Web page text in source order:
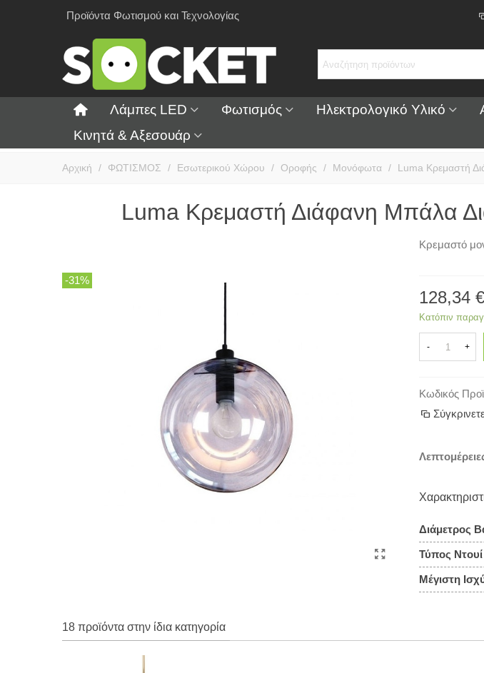
Προϊόντα Φωτισμού και Τεχνολογίας
Λάμπες LED Φωτισμός Ηλεκτρολογικό Υλικό
Κινητά & Αξεσουάρ
Αρχική / ΦΩΤΙΣΜΟΣ / Εσωτερικού Χώρου / Οροφής / Μονόφωτα / Luma Κρεμαστή
Luma Κρεμαστή Διάφανη Μπάλα
-31%
Κρεμαστό
128,34 €
Κατόπιν
- +
Κωδικός
Διάμετρος
Τύπος Ντουί
Μέγιστη
18 προϊόντα στην ίδια κατηγορία